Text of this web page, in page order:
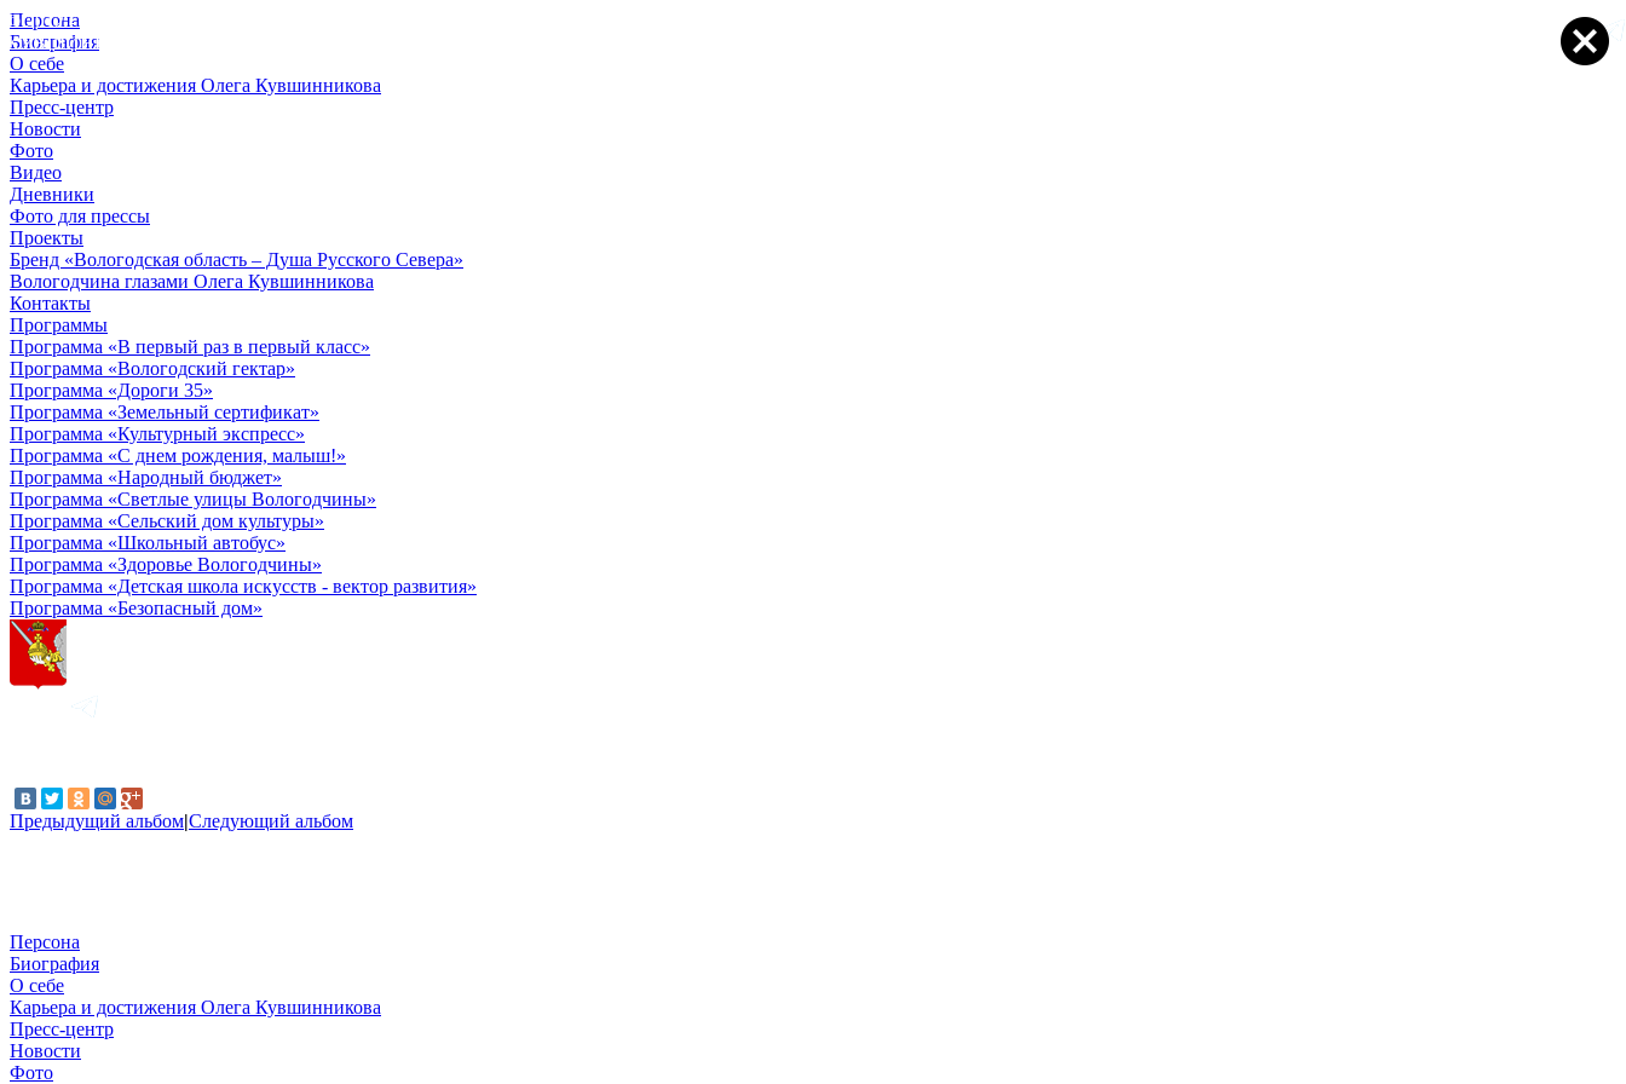
Персона
Биография
О себе
Карьера и достижения Олега Кувшинникова
Пресс-центр
Новости
Фото
Видео
Дневники
Фото для прессы
Проекты
Бренд «Вологодская область – Душа Русского Севера»
Вологодчина глазами Олега Кувшинникова
Контакты
Программы
Программа «В первый раз в первый класс»
Программа «Вологодский гектар»
Программа «Дороги 35»
Программа «Земельный сертификат»
Программа «Культурный экспресс»
Программа «С днем рождения, малыш!»
Программа «Народный бюджет»
Программа «Светлые улицы Вологодчины»
Программа «Сельский дом культуры»
Программа «Школьный автобус»
Программа «Здоровье Вологодчины»
Программа «Детская школа искусств - вектор развития»
Программа «Безопасный дом»
Предыдущий альбом|Следующий альбом
© 2012 - 2023,
КУВШИННИКОВ О.А.
Персона
Биография
О себе
Карьера и достижения Олега Кувшинникова
Пресс-центр
Новости
Фото